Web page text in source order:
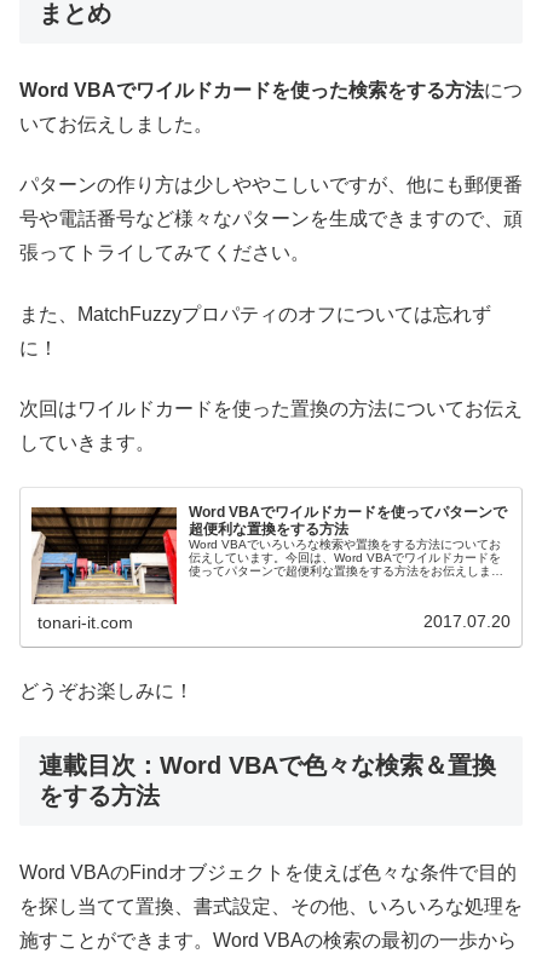
まとめ
Word VBAでワイルドカードを使った検索をする方法につ
いてお伝えしました。
パターンの作り方は少しややこしいですが、他にも郵便番
号や電話番号など様々なパターンを生成できますので、頑
張ってトライしてみてください。
また、MatchFuzzyプロパティのオフについては忘れず
に！
次回はワイルドカードを使った置換の方法についてお伝え
していきます。
Word VBAでワイルドカードを使ってパターンで
超便利な置換をする方法
Word VBAでいろいろな検索や置換をする方法についてお
伝えしています。今回は、Word VBAでワイルドカードを
使ってパターンで超便利な置換をする方法をお伝えしま
tonari-it.com 2017.07.20
どうぞお楽しみに！
連載目次：Word VBAで色々な検索＆置換
をする方法
Word VBAのFindオブジェクトを使えば色々な条件で目的
を探し当てて置換、書式設定、その他、いろいろな処理を
施すことができます。Word VBAの検索の最初の一歩から